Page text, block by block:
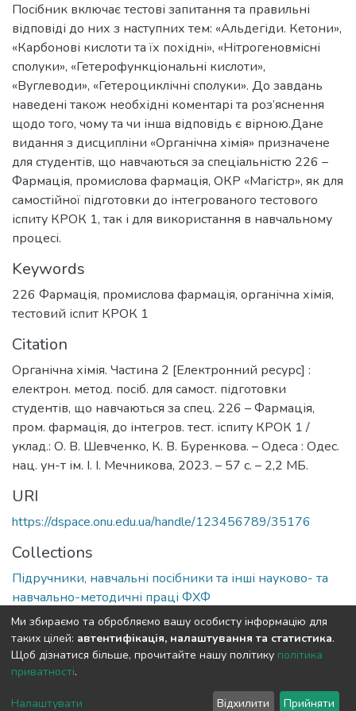
Посібник включає тестові запитання та правильні
відповіді до них з наступних тем: «Альдегіди. Кетони»,
«Карбонові кислоти та їх похідні», «Нітрогеновмісні
сполуки», «Гетерофункціональні кислоти»,
«Вуглеводи», «Гетероциклічні сполуки». До завдань
наведені також необхідні коментарі та роз’яснення
щодо того, чому та чи інша відповідь є вірною.Дане
видання з дисципліни «Органічна хімія» призначене
для студентів, що навчаються за спеціальністю 226 –
Фармація, промислова фармація, ОКР «Магістр», як для
самостійної підготовки до інтегрованого тестового
іспиту КРОК 1, так і для використання в навчальному
процесі.
Keywords
226 Фармація, промислова фармація, органічна хімія,
тестовий іспит КРОК 1
Citation
Органічна хімія. Частина 2 [Електронний ресурс] :
електрон. метод. посіб. для самост. підготовки
студентів, що навчаються за спец. 226 – Фармація,
пром. фармація, до інтегров. тест. іспиту КРОК 1 /
уклад.: О. В. Шевченко, К. В. Буренкова. – Одеса : Одес.
нац. ун-т ім. І. І. Мечникова, 2023. – 57 с. – 2,2 МБ.
URI
https://dspace.onu.edu.ua/handle/123456789/35176
Collections
Підручники, навчальні посібники та інші науково- та
навчально-методичні праці ФХФ
Full item page
Cookie
End User
Send
Ми збираємо та обробляємо вашу особисту інформацію для
таких цілей: автентифікація, налаштування та статистика.
Щоб дізнатися більше, прочитайте нашу політику політика
приватності.
Налаштувати Відхилити Прийняти